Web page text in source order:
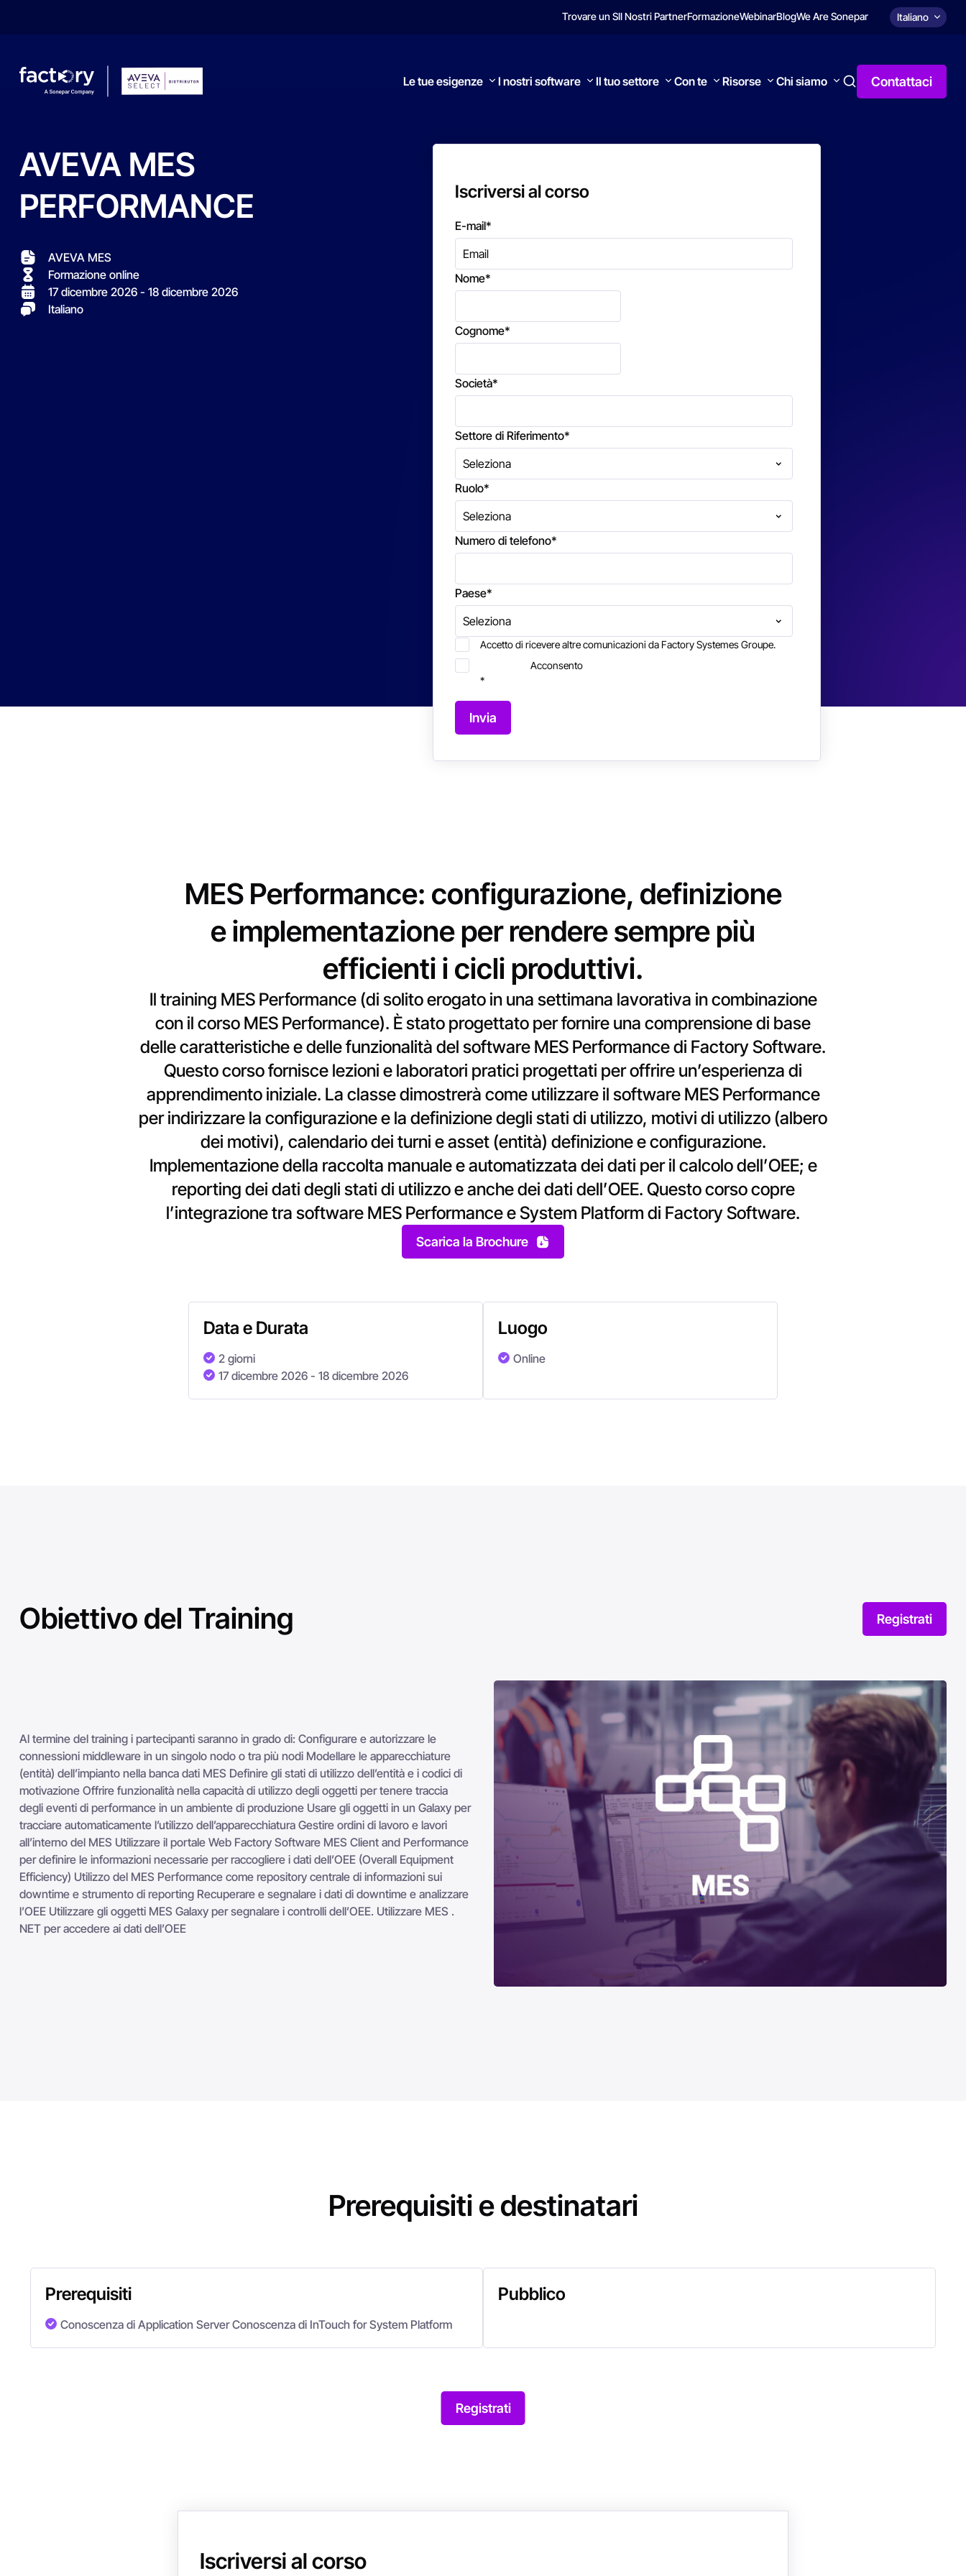
Trovare un SII Nostri PartnerFormazioneWebinarBlogWe Are Sonepar Italiano
Le tue esigenze I nostri software Il tuo settore Con te Risorse Chi siamo Contattaci
Che cosa sta cercando ?
AVEVA MES
PERFORMANCE
AVEVA MES
Formazione online
17 dicembre 2026 - 18 dicembre 2026
Italiano
Iscriversi al corso
E-mail*
Nome*
Cognome*
Società*
Settore di Riferimento*
Ruolo*
Numero di telefono*
Paese*
Accetto di ricevere altre comunicazioni da Factory Systemes Groupe.
Acconsento
*
MES Performance: configurazione, definizione
e implementazione per rendere sempre più
efficienti i cicli produttivi.
Il training MES Performance (di solito erogato in una settimana lavorativa in combinazione
con il corso MES Performance). È stato progettato per fornire una comprensione di base
delle caratteristiche e delle funzionalità del software MES Performance di Factory Software.
Questo corso fornisce lezioni e laboratori pratici progettati per offrire un’esperienza di
apprendimento iniziale. La classe dimostrerà come utilizzare il software MES Performance
per indirizzare la configurazione e la definizione degli stati di utilizzo, motivi di utilizzo (albero
dei motivi), calendario dei turni e asset (entità) definizione e configurazione.
Implementazione della raccolta manuale e automatizzata dei dati per il calcolo dell’OEE; e
reporting dei dati degli stati di utilizzo e anche dei dati dell’OEE. Questo corso copre
l’integrazione tra software MES Performance e System Platform di Factory Software.
Scarica la Brochure
Data e Durata
2 giorni
17 dicembre 2026 - 18 dicembre 2026
Luogo
Online
Obiettivo del Training Registrati
Al termine del training i partecipanti saranno in grado di: Configurare e autorizzare le
connessioni middleware in un singolo nodo o tra più nodi Modellare le apparecchiature
(entità) dell’impianto nella banca dati MES Definire gli stati di utilizzo dell’entità e i codici di
motivazione Offrire funzionalità nella capacità di utilizzo degli oggetti per tenere traccia
degli eventi di performance in un ambiente di produzione Usare gli oggetti in un Galaxy per
tracciare automaticamente l’utilizzo dell’apparecchiatura Gestire ordini di lavoro e lavori
all’interno del MES Utilizzare il portale Web Factory Software MES Client and Performance
per definire le informazioni necessarie per raccogliere i dati dell’OEE (Overall Equipment
Efficiency) Utilizzo del MES Performance come repository centrale di informazioni sui
downtime e strumento di reporting Recuperare e segnalare i dati di downtime e analizzare
l’OEE Utilizzare gli oggetti MES Galaxy per segnalare i controlli dell’OEE. Utilizzare MES .
NET per accedere ai dati dell’OEE
Prerequisiti e destinatari
Prerequisiti
Conoscenza di Application Server Conoscenza di InTouch for System Platform
Pubblico
Registrati
Iscriversi al corso